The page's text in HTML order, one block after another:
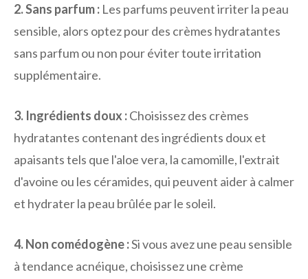
2. Sans parfum : Les parfums peuvent irriter la peau
sensible, alors optez pour des crèmes hydratantes
sans parfum ou non pour éviter toute irritation
supplémentaire.
3. Ingrédients doux :Choisissez des crèmes
hydratantes contenant des ingrédients doux et
apaisants tels que l'aloe vera, la camomille, l'extrait
d'avoine ou les céramides, qui peuvent aider à calmer
et hydrater la peau brûlée par le soleil.
4. Non comédogène :Si vous avez une peau sensible
à tendance acnéique, choisissez une crème